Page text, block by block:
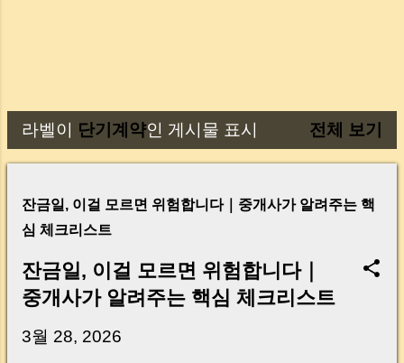
글
라벨이 단기계약인 게시물 표시 전체 보기
잔금일, 이걸 모르면 위험합니다｜중개사가 알려주는 핵
심 체크리스트
잔금일, 이걸 모르면 위험합니다｜
중개사가 알려주는 핵심 체크리스트
3월 28, 2026